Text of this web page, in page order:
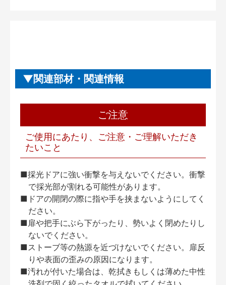
関連部材・関連情報
ご注意
ご使用にあたり、ご注意・ご理解いただき
たいこと
■採光ドアに強い衝撃を与えないでください。衝撃
で採光部が割れる可能性があります。
■ドアの開閉の際に指や手を挟まないようにしてく
ださい。
■扉や把手にぶら下がったり、勢いよく閉めたりし
ないでください。
■ストーブ等の熱源を近づけないでください。扉反
りや表面の歪みの原因になります。
■汚れが付いた場合は、乾拭きもしくは薄めた中性